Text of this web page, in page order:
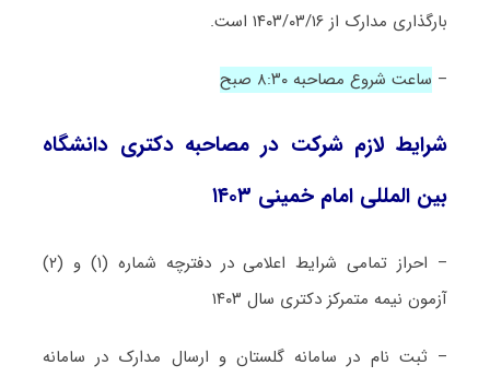
بارگذاری مدارک از ۱۴۰۳/۰۳/۱۶ است.
– ساعت شروع مصاحبه ۸:۳۰ صبح
شرایط لازم شرکت در مصاحبه دکتری دانشگاه
بین المللی امام خمینی ۱۴۰۳
– احراز تمامی شرایط اعلامی در دفترچه شماره (۱) و (۲)
آزمون نیمه متمرکز دکتری سال ۱۴۰۳
– ثبت نام در سامانه گلستان و ارسال مدارک در سامانه